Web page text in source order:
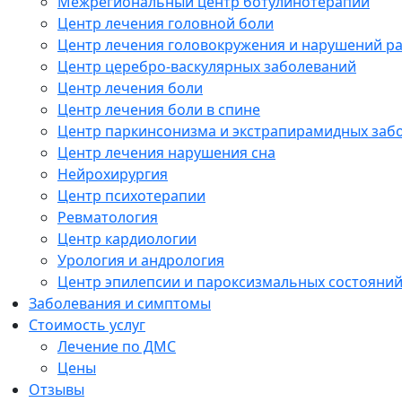
Центр лечения головной боли
Центр лечения головокружения и нарушений
Центр церебро-васкулярных заболеваний
Центр лечения боли
Центр лечения боли в спине
Центр паркинсонизма и экстрапирамидных
Центр лечения нарушения сна
Нейрохирургия
Центр психотерапии
Ревматология
Центр кардиологии
Урология и андрология
Центр эпилепсии и пароксизмальных состояний
Заболевания и симптомы
Стоимость услуг
Лечение по ДМС
Цены
Отзывы